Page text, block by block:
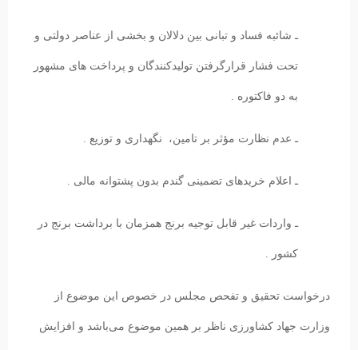
ـ شائبه فساد و تبانی بین دلالان و بخشی از عناصر دولتی و
تحت فشار قرارگرفتن تولیدکنندگان و پرداخت های مشهور
به دو فاکتوره .
ـ عدم نظارت مؤثر بر تامین، نگهداری و توزیع .
ـ اعلام خریدهای تضمینی گندم بدون پشتوانه مالی .
ـ واردات غیر قابل توجیه برنج همزمان با برداشت برنج در
کشور .
درخواست تحقیق و تفحص مجلس در خصوص این موضوع از
وزارت جهاد کشاورزی ناظر بر همین موضوع می‌باشد و افزایش